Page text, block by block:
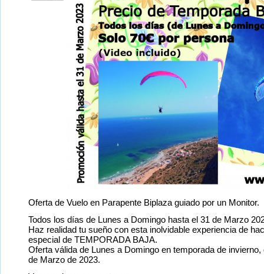
Oferta de Vuelo en Parapente Biplaza guiado por un Monitor.
Todos los días de Lunes a Domingo hasta el 31 de Marzo
Haz realidad tu sueño con esta inolvidable experiencia de
especial de TEMPORADA BAJA.
Oferta válida de Lunes a Domingo en temporada de
de Marzo de 2023.